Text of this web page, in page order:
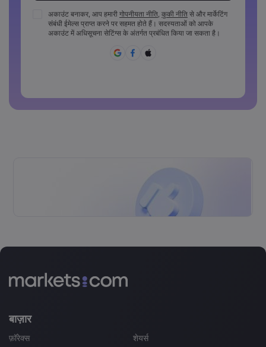
पासवर्डों में कम से कम 1 अपरकेस कैरेक्टर अवश्य होना चाहिए
पासवर्डों में कम से कम 1 लोअरकेस कैरेक्टर अवश्य होना चाहिए
पासवर्ड का साझा रूप से उपयोग नहीं किया जा सकता
अकाउंट बनाकर, आप हमारी गोपनीयता नीति, कुकी नीति से और मार्केटिंग
संबंधी ईमेल्स प्राप्त करने पर सहमत होते हैं। सदस्यताओं को आपके
अकाउंट में अधिसूचना सेटिंग्स के अंतर्गत प्रबंधित किया जा सकता है।
बाज़ार
फ़ॉरेक्स
शेयर्स